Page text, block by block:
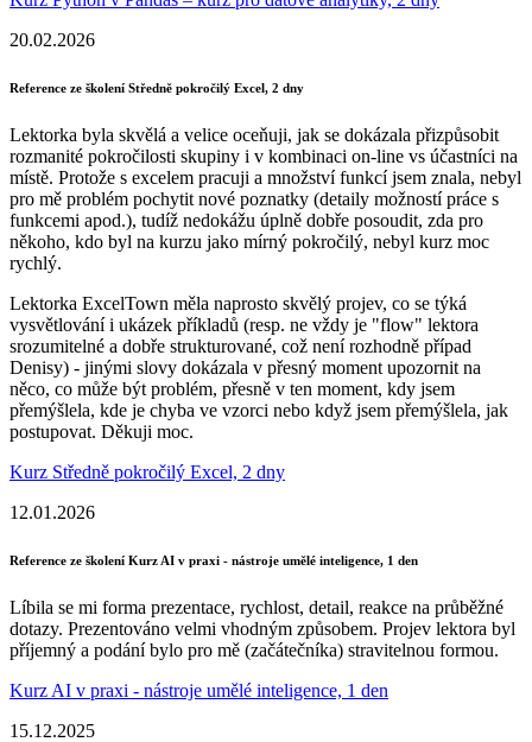
20.02.2026
Reference ze školení Středně pokročilý Excel, 2 dny
Lektorka byla skvělá a velice oceňuji, jak se dokázala přizpůsobit
rozmanité pokročilosti skupiny i v kombinaci on-line vs účastníci na
místě. Protože s excelem pracuji a množství funkcí jsem znala, nebyl
pro mě problém pochytit nové poznatky (detaily možností práce s
funkcemi apod.), tudíž nedokážu úplně dobře posoudit, zda pro
někoho, kdo byl na kurzu jako mírný pokročilý, nebyl kurz moc
rychlý.
Lektorka ExcelTown měla naprosto skvělý projev, co se týká
vysvětlování i ukázek příkladů (resp. ne vždy je "flow" lektora
srozumitelné a dobře strukturované, což není rozhodně případ
Denisy) - jinými slovy dokázala v přesný moment upozornit na
něco, co může být problém, přesně v ten moment, kdy jsem
přemýšlela, kde je chyba ve vzorci nebo když jsem přemýšlela, jak
postupovat. Děkuji moc.
Kurz Středně pokročilý Excel, 2 dny
12.01.2026
Reference ze školení Kurz AI v praxi - nástroje umělé inteligence, 1 den
Líbila se mi forma prezentace, rychlost, detail, reakce na průběžné
dotazy. Prezentováno velmi vhodným způsobem. Projev lektora byl
příjemný a podání bylo pro mě (začátečníka) stravitelnou formou.
Kurz AI v praxi - nástroje umělé inteligence, 1 den
15.12.2025